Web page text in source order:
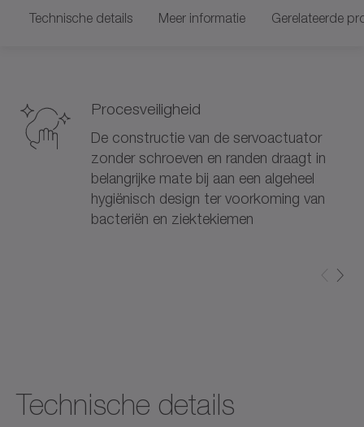
Technische details Meer informatie Gerelateerde
Procesveiligheid
De constructie van de servoactuator
zonder schroeven en randen draagt in
belangrijke mate bij aan een algeheel
hygiënisch design ter voorkoming van
bacteriën en ziektekiemen
Technische details